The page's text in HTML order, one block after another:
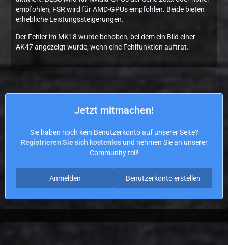
empfohlen, FSR wird für AMD-GPUs empfohlen. Beide bieten
erhebliche Leistungssteigerungen.
Der Fehler im MK18 wurde behoben, bei dem ein Bild einer
AK47 angezeigt wurde, wenn eine Fehlfunktion auftrat.
Jetzt mitmachen!
Sie haben noch kein Benutzerkonto auf unserer Seite?
Registrieren Sie sich kostenlosund nehmen Sie an unserer
Community teil!
Benutzerkonto erstellen
Anmelden